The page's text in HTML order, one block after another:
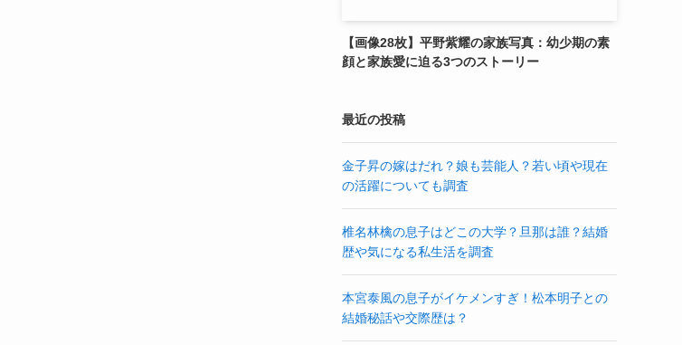
【画像28枚】平野紫耀の家族写真：幼少期の素
顔と家族愛に迫る3つのストーリー
最近の投稿
金子昇の嫁はだれ？娘も芸能人？若い頃や現在
の活躍についても調査
椎名林檎の息子はどこの大学？旦那は誰？結婚
歴や気になる私生活を調査
本宮泰風の息子がイケメンすぎ！松本明子との
結婚秘話や交際歴は？